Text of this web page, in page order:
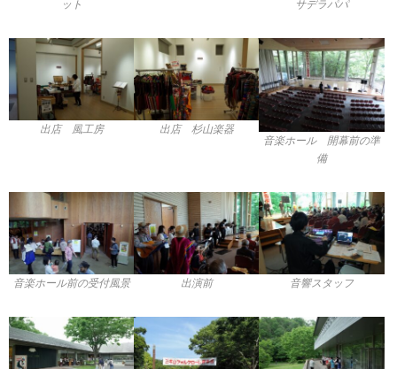
ット
サデラパパ
出店 風工房 出店 杉山楽器
音楽ホール 開幕前の準
備
音楽ホール前の受付風景 出演前 音響スタッフ